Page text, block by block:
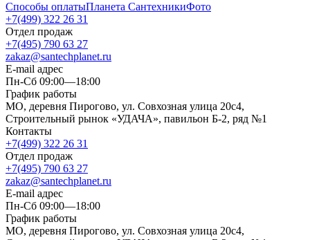
Способы оплатыПланета СантехникиФото
+7(499) 322 26 31
Отдел продаж
+7(495) 790 63 27
zakaz@santechplanet.ru
E-mail адрес
Пн-Сб 09:00—18:00
График работы
МО, деревня Пирогово, ул. Совхозная улица 20с4,
Строительный рынок «УДАЧА», павильон Б-2, ряд №1
Контакты
+7(499) 322 26 31
Отдел продаж
+7(495) 790 63 27
zakaz@santechplanet.ru
E-mail адрес
Пн-Сб 09:00—18:00
График работы
МО, деревня Пирогово, ул. Совхозная улица 20с4,